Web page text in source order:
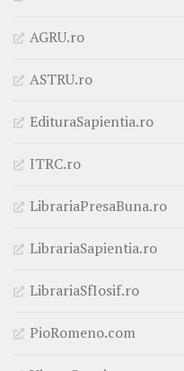
AGRU.ro
ASTRU.ro
EdituraSapientia.ro
ITRC.ro
LibrariaPresaBuna.ro
LibrariaSapientia.ro
LibrariaSfIosif.ro
PioRomeno.com